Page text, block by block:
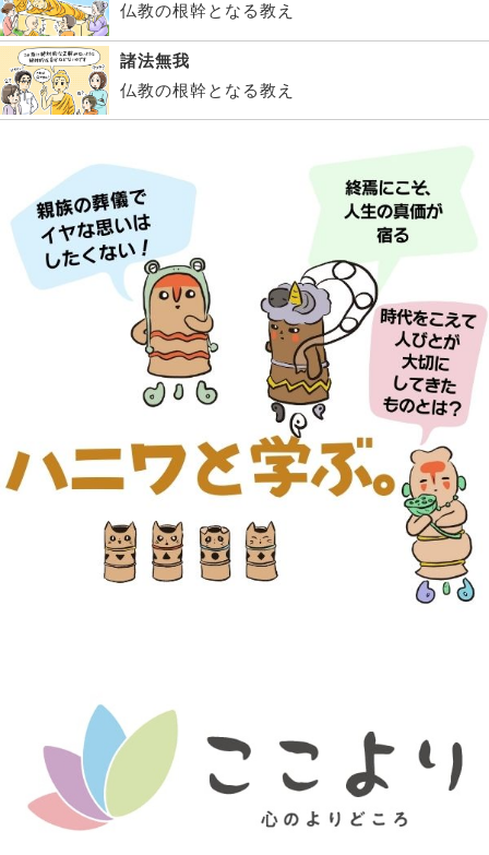
仏教の根幹となる教え
諸法無我
仏教の根幹となる教え